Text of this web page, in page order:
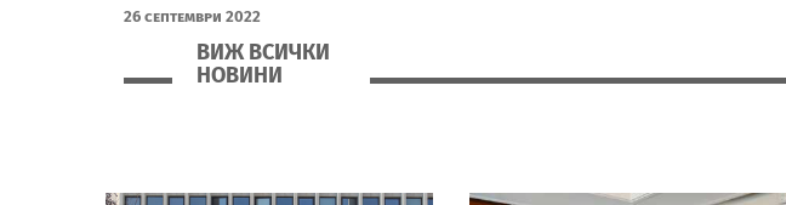
26 Септември 2022
НОВИНИ МВНР
ВИЖ ВСИЧКИ
НОВИНИ